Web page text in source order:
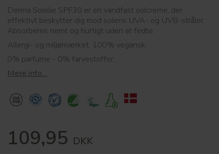
Derma Sololie SPF30 er en vandfast solcreme, der
effektivt beskytter dig mod solens UVA- og UVB-stråler.
Absorberes nemt og hurtigt uden at fedte.
Allergi- og miljømærket. 100% vegansk.
0% parfume - 0% farvestoffer.
Mere info…
109,95 DKK